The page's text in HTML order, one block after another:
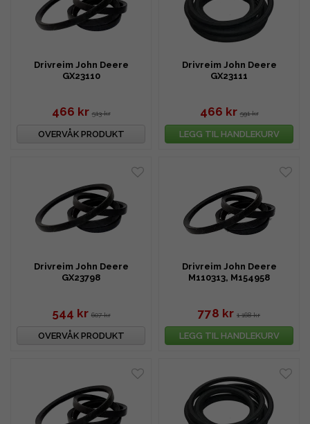
Drivreim John Deere
GX23110
466 kr 513 kr
OVERVÅK PRODUKT
Drivreim John Deere
GX23111
466 kr 591 kr
LEGG TIL HANDLEKURV
Drivreim John Deere
GX23798
544 kr 607 kr
OVERVÅK PRODUKT
Drivreim John Deere
M110313, M154958
778 kr 1 168 kr
LEGG TIL HANDLEKURV